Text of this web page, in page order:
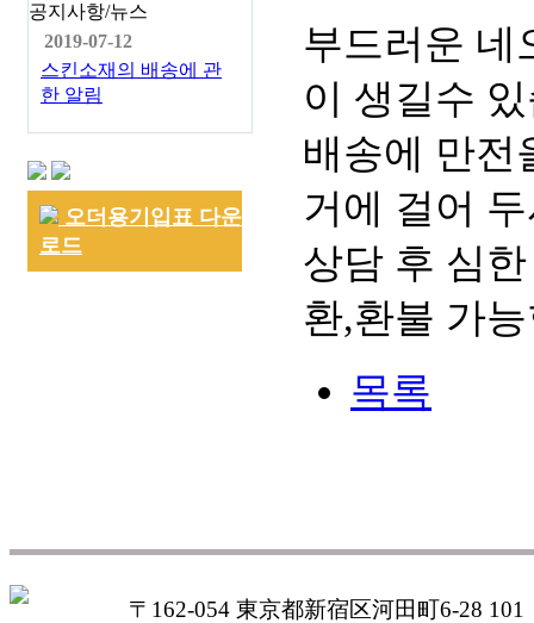
공지사항/뉴스
2019-07-12
스킨소재의 배송에 관
한 알림
오더용기입표 다운
로드
부드러운 네
이 생길수
배송에 만전
거에 걸어
상담 후 심
환,환불 가
목록
〒162-054 東京都新宿区河田町6-28 101